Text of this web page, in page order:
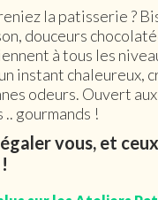
de la pleine
la patisserie ?
douceurs
à tous les
instant chaleureux,
odeurs. Ouvert
gourmands !
vous, et